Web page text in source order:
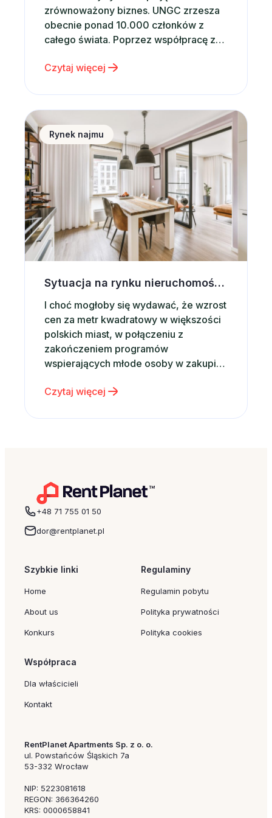
zrównoważony biznes. UNGC zrzesza
obecnie ponad 10.000 członków z
całego świata. Poprzez współpracę z
organizacjami, firmami i instytucjami
stając się katalizatorem globalnych
zmian. Od momentu powołania w 2000
roku przez Sekretarza Generalnego
ONZ – Kofi Annana, UN Global Compact
prowadzi…
Czytaj więcej
Sytuacja na rynku nieruchomości a wynajem
Rynek najmu
Sytuacja na rynku nieruchomości a wynajem krótkoterminowy
I choć mogłoby się wydawać, że wzrost
cen za metr kwadratowy w większości
polskich miast, w połączeniu z
zakończeniem programów
wspierających młode osoby w zakupie
wpływ na rynkowe tendencje, z opinii
powinna mieć miejsca. Zgodnie z
Czytaj więcej
+48 71 755 01 50
dor@rentplanet.pl
Szybkie linki
Home
About us
Konkurs
Regulaminy
Regulamin pobytu
Polityka prywatności
Polityka cookies
Współpraca
Dla właścicieli
Kontakt
RentPlanet Apartments Sp. z o. o.
ul. Powstańców Śląskich 7a
53-332 Wrocław
NIP: 5223081618
REGON: 366364260
KRS: 0000658841